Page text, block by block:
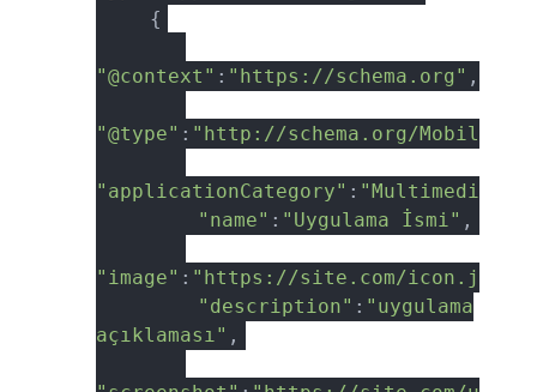
{
"@context" : "https://schema.org" ,
"@type" : "http://schema.org/
"applicationCategory" : "Multimedia"
"name" : "Uygulama İsmi" ,
"image" : "https://site.com/icon.jpg"
"description" : "uygulama
açıklaması" ,